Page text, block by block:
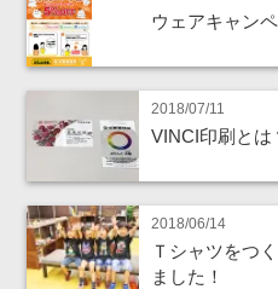
ウェアキャン
2018/07/11
VINCI印刷とは
2018/06/14
Ｔシャツをつ
ました！